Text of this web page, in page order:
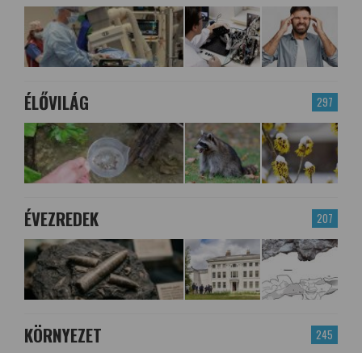
297
ÉLŐVILÁG
207
ÉVEZREDEK
245
KÖRNYEZET